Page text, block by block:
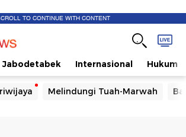
TO CONTINUE WITH CONTENT
Jabodetabek Internasional Hukum
Melindungi Tuah-Marwah